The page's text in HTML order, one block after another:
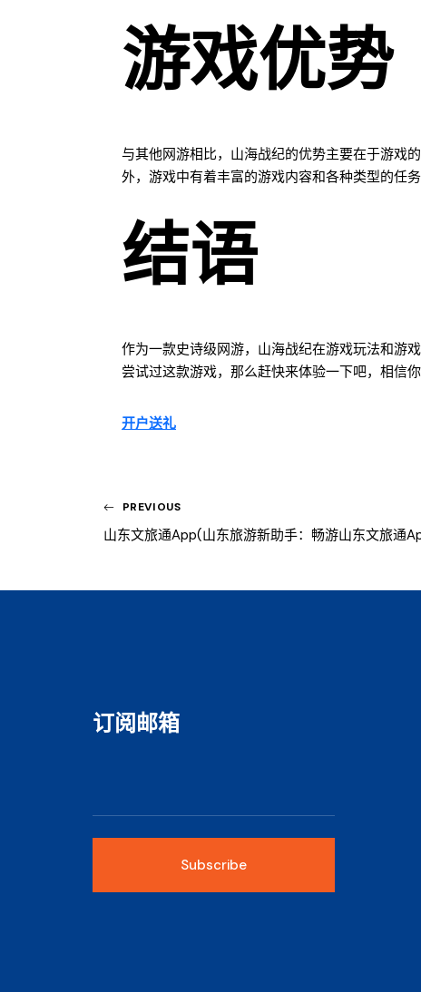
游戏优势
与其他网游相比，山海战纪的优势主要在于游戏
外，游戏中有着丰富的游戏内容和各种类型的任
结语
作为一款史诗级网游，山海战纪在游戏玩法和游
尝试过这款游戏，那么赶快来体验一下吧，相信
开户送礼
PREVIOUS
山东文旅通app(山东旅游新助手：畅游山东文旅通
订阅邮箱
Subscribe